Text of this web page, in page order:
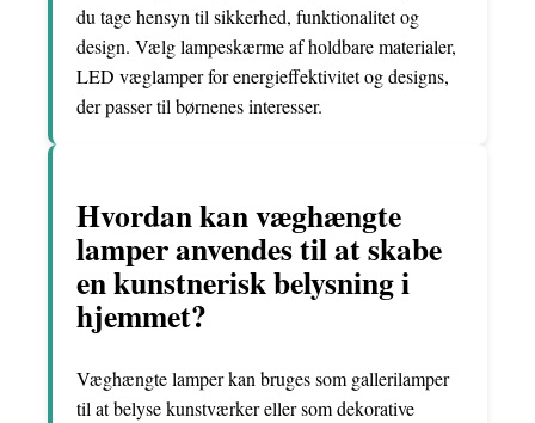
du tage hensyn til sikkerhed, funktionalitet og
design. Vælg lampeskærme af holdbare materialer,
LED væglamper for energieffektivitet og designs,
der passer til børnenes interesser.
Hvordan kan væghængte
lamper anvendes til at skabe
en kunstnerisk belysning i
hjemmet?
Væghængte lamper kan bruges som gallerilamper
til at belyse kunstværker eller som dekorative